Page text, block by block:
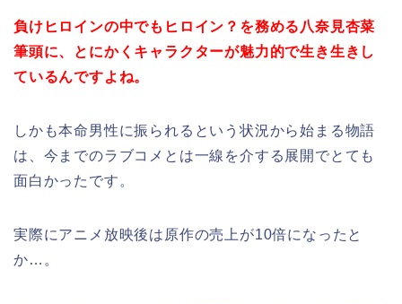
負けヒロインの中でもヒロイン？を務める八奈見杏菜
筆頭に、とにかくキャラクターが魅力的で生き生きし
ているんですよね。
しかも本命男性に振られるという状況から始まる物語
は、今までのラブコメとは一線を介する展開でとても
面白かったです。
実際にアニメ放映後は原作の売上が10倍になったと
か…。